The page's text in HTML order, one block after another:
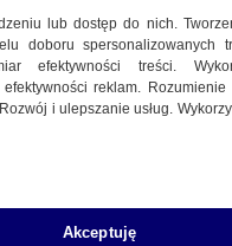
lub dostęp do nich.
doboru spersonalizowanych
efektywności treści.
reklam.
i ulepszanie usług.
Akceptuję